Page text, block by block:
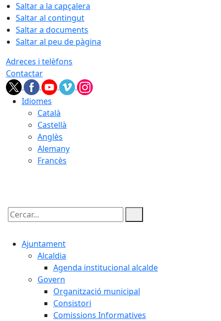
Saltar a la capçalera
Saltar al contingut
Saltar a documents
Saltar al peu de pàgina
Adreces i telèfons
Contactar
Idiomes
Català
Castellà
Anglès
Alemany
Francès
Cercar:
Ajuntament
Alcaldia
Agenda institucional alcalde
Govern
Organització municipal
Consistori
Comissions Informatives